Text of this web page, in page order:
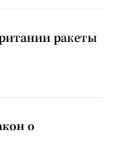
ракеты
о